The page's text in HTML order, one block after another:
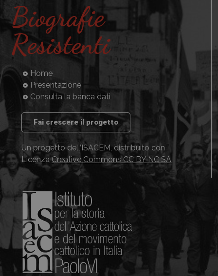
Biografie
Resistenti
Home
Presentazione
Consulta la banca dati
Fai crescere il progetto
Un progetto dell’ISACEM, distribuito con
LicenzaCreative Commons CC BY NC SA